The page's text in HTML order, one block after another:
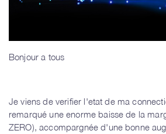
Bonjour a tous
Je viens de verifier l'etat de ma
remarqué une enorme baisse de la
ZERO), accompargnée d'une bonne